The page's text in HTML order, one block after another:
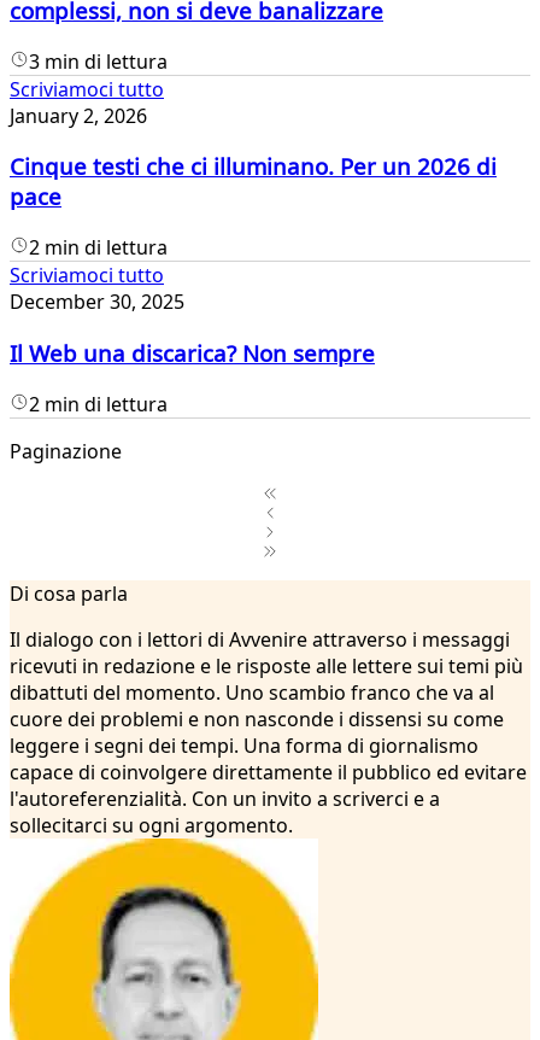
complessi, non si deve banalizzare
3 min di lettura
Scriviamoci tutto
January 2, 2026
Cinque testi che ci illuminano. Per un 2026 di
pace
2 min di lettura
Scriviamoci tutto
December 30, 2025
Il Web una discarica? Non sempre
2 min di lettura
Paginazione
2
3
4
5
6
7
8
9
Di cosa parla
Il dialogo con i lettori di Avvenire attraverso i messaggi
ricevuti in redazione e le risposte alle lettere sui temi più
dibattuti del momento. Uno scambio franco che va al
cuore dei problemi e non nasconde i dissensi su come
leggere i segni dei tempi. Una forma di giornalismo
capace di coinvolgere direttamente il pubblico ed evitare
l'autoreferenzialità. Con un invito a scriverci e a
sollecitarci su ogni argomento.